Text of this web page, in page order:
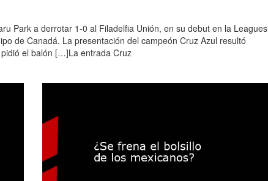
Park a derrotar 1-0 al Filadelfia Unión, en su debut en la Leagues
de Canadá. La presentación del campeón Cruz Azul resultó
el balón […]La entrada Cruz